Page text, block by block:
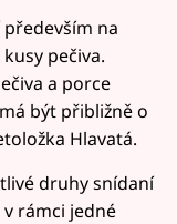
na
pečiva.
a porce
být přibližně o
Hlavatá.
druhy snídaní
rámci jedné